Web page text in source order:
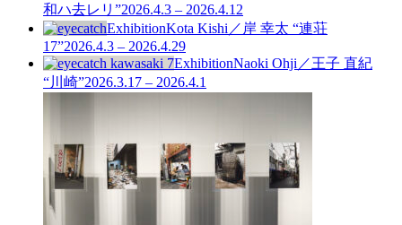
和ハ去レリ”2026.4.3 – 2026.4.12
ExhibitionKota Kishi／岸 幸太 “連荘
17”2026.4.3 – 2026.4.29
ExhibitionNaoki Ohji／王子 直紀
“川崎”2026.3.17 – 2026.4.1